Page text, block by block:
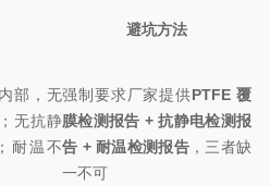
避坑方法
部，无
无抗静
耐温不
强制要求厂家提供PTFE 覆
膜检测报告 + 抗静电检测报
告 + 耐温检测报告 ，三者缺
一不可